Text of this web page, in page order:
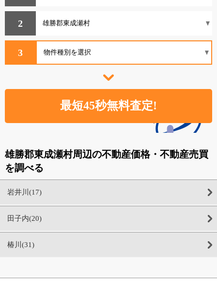
2
3
雄勝郡東成瀬村周辺の不動産価格・不動産売買
を調べる
岩井川(17)
田子内(20)
椿川(31)